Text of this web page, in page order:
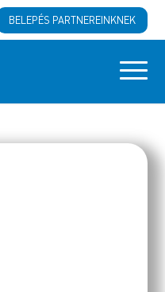
BELEPÉS PARTNEREINKNEK